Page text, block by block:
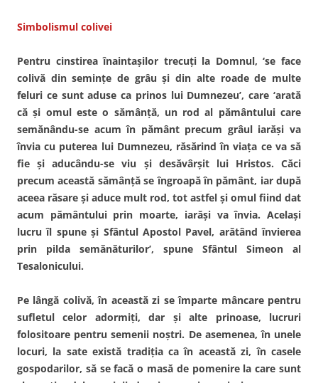
Simbolismul colivei
Pentru cinstirea înaintaşilor trecuţi la Domnul, ‘se face
colivă din seminţe de grâu şi din alte roade de multe
feluri ce sunt aduse ca prinos lui Dumnezeu’, care ‘arată
că şi omul este o sămânţă, un rod al pământului care
semănându-se acum în pământ precum grâul iarăşi va
învia cu puterea lui Dumnezeu, răsărind în viaţa ce va să
fie şi aducându-se viu şi desăvârşit lui Hristos. Căci
precum această sămânţă se îngroapă în pământ, iar după
aceea răsare şi aduce mult rod, tot astfel şi omul fiind dat
acum pământului prin moarte, iarăşi va învia. Acelaşi
lucru îl spune şi Sfântul Apostol Pavel, arătând învierea
prin pilda semănăturilor’, spune Sfântul Simeon al
Tesalonicului.
Pe lângă colivă, în această zi se împarte mâncare pentru
sufletul celor adormiţi, dar şi alte prinoase, lucruri
folositoare pentru semenii noştri. De asemenea, în unele
locuri, la sate există tradiţia ca în această zi, în casele
gospodarilor, să se facă o masă de pomenire la care sunt